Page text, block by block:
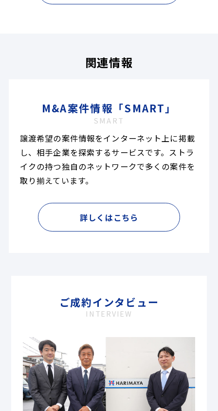
関連情報
M&A案件情報「SMART」
SMART
譲渡希望の案件情報をインターネット上に掲載
し、相手企業を探索するサービスです。ストラ
イクの持つ独自のネットワークで多くの案件を
取り揃えています。
詳しくはこちら
ご成約インタビュー
INTERVIEW